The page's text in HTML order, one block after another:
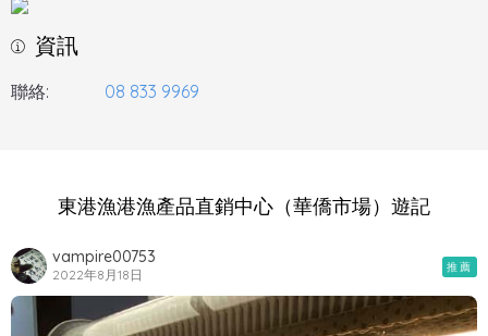
資訊
聯絡: 08 833 9969
東港漁港漁產品直銷中心（華僑市場）遊記
vampire00753
2022年8月18日 推薦